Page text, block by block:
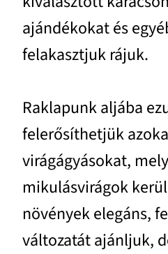
ajándékokat és
felakasztjuk rájuk.
Raklapunk aljába
felerősíthetjük
virágágyásokat,
mikulásvirágok
növények elegáns,
változatát ajánljuk,